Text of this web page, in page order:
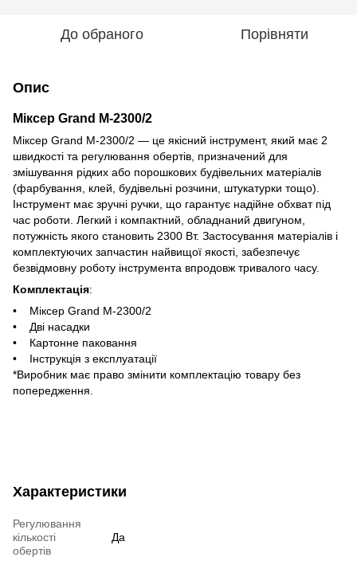
До обраного Порівняти
Опис
Міксер Grand М-2300/2
Міксер Grand М-2300/2 — це якісний інструмент, який має 2
швидкості та регулювання обертів, призначений для
змішування рідких або порошкових будівельних матеріалів
(фарбування, клей, будівельні розчини, штукатурки тощо).
Інструмент має зручні ручки, що гарантує надійне обхват під
час роботи. Легкий і компактний, обладнаний двигуном,
потужність якого становить 2300 Вт. Застосування матеріалів і
комплектуючих запчастин найвищої якості, забезпечує
безвідмовну роботу інструмента впродовж тривалого часу.
Комплектація:
• Міксер Grand М-2300/2
• Дві насадки
• Картонне паковання
• Інструкція з експлуатації
*Виробник має право змінити комплектацію товару без
попередження.
Характеристики
Регулювання
кількості
обертів
Да